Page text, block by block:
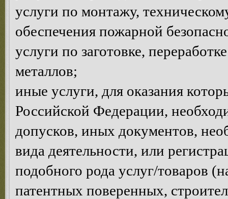
услуги по монтажу,
обеспечения пожарной
услуги по заготовке,
металлов;
иные услуги, для оказания
Российской Федерации,
допусков, иных документов,
вида деятельности, или
подобного рода услуг/товаров
патентных поверенных,